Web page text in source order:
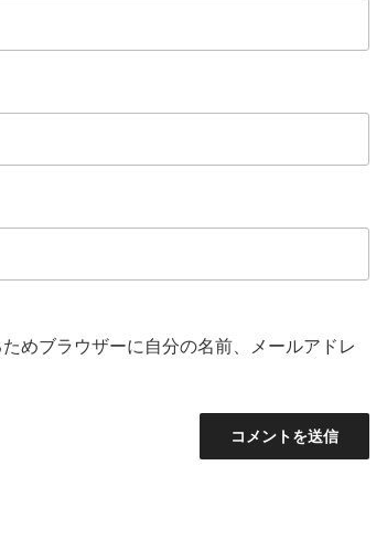
めブラウザーに自分の名前、メールアドレ